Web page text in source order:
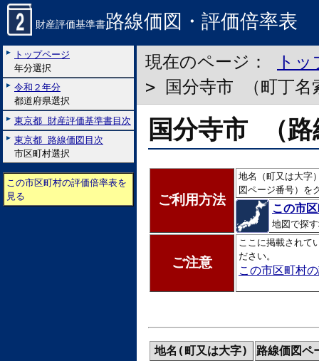
財産評価基準書路線価図・評価倍率表
トップページ
年分選択
令和２年分
都道府県選択
東京都 財産評価基準書目次
東京都 路線価図目次
市区町村選択
この市区町村の評価倍率表を
見る
現在のページ：
ト
> 国分寺市 （町丁名
国分寺市 （
ご利用方法
地名（町又は大字
図ページ番号）を
この市
地図で探
ご注意
ここに掲載されて
ださい。
この市区町村
地名(町又は大字)
路線価図ペ